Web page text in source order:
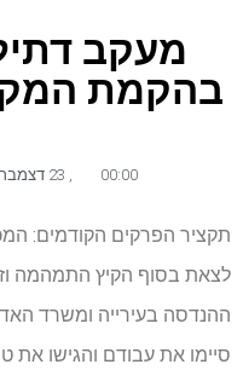
מעקב
בהקמת
00:00
,
תקציר הפרקים הקודמים:
לצאת בסוף הקיץ התמהמה
ההנדסה בעירייה ומשרד
סיימו את עבודם והגישו את